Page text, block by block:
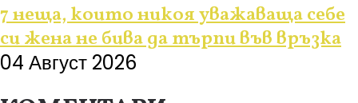
7 неща, които никоя уважаваща себе
си жена не бива да търпи във връзка
04 Август 2026